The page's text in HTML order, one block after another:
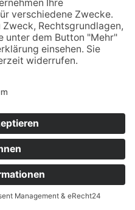
21 22 23
28 29 30
Angebot
des
10.08.2026
Jetzt buchen